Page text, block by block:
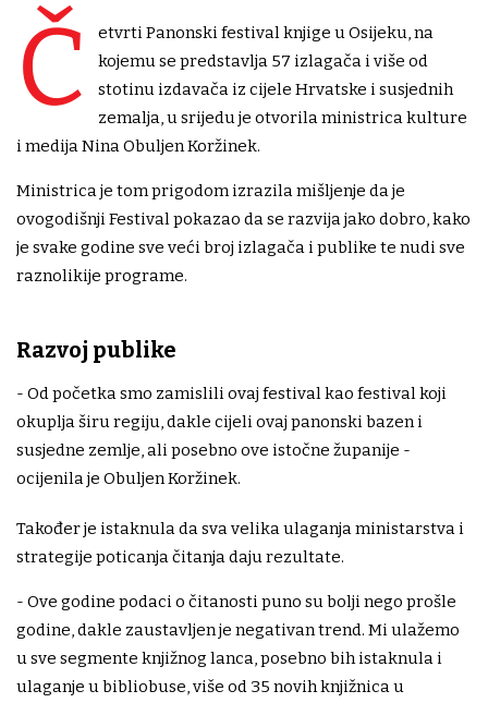
Č
etvrti Panonski festival knjige u Osijeku, na
kojemu se predstavlja 57 izlagača i više od
stotinu izdavača iz cijele Hrvatske i susjednih
zemalja, u srijedu je otvorila ministrica kulture
i medija Nina Obuljen Koržinek.
Ministrica je tom prigodom izrazila mišljenje da je
ovogodišnji Festival pokazao da se razvija jako dobro, kako
je svake godine sve veći broj izlagača i publike te nudi sve
raznolikije programe.
Razvoj publike
- Od početka smo zamislili ovaj festival kao festival koji
okuplja širu regiju, dakle cijeli ovaj panonski bazen i
susjedne zemlje, ali posebno ove istočne županije -
ocijenila je Obuljen Koržinek.
Također je istaknula da sva velika ulaganja ministarstva i
strategije poticanja čitanja daju rezultate.
- Ove godine podaci o čitanosti puno su bolji nego prošle
godine, dakle zaustavljen je negativan trend. Mi ulažemo
u sve segmente knjižnog lanca, posebno bih istaknula i
ulaganje u bibliobuse, više od 35 novih knjižnica u